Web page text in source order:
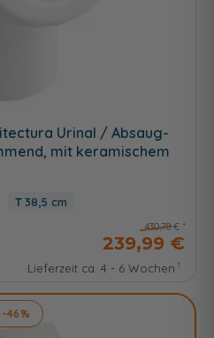
Urinal / Absaug-
mit keramischem
38,5 cm
430,78 €
239,99 €
Lieferzeit ca. 4 - 6 Wochen
-46%